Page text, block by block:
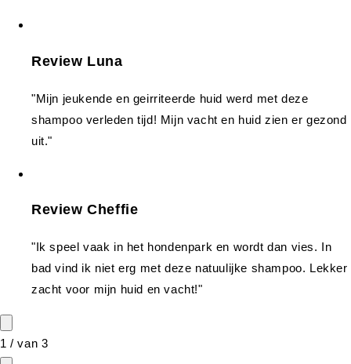
Review Luna
"Mijn jeukende en geirriteerde huid werd met deze
shampoo verleden tijd! Mijn vacht en huid zien er gezond
uit."
Review Cheffie
"Ik speel vaak in het hondenpark en wordt dan vies. In
bad vind ik niet erg met deze natuulijke shampoo. Lekker
zacht voor mijn huid en vacht!"
1 /van 3